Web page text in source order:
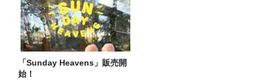
「Sunday Heavens」販売開
始！